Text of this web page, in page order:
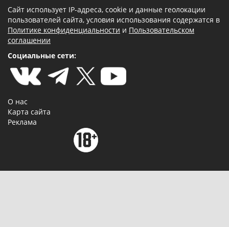
Сайт использует IP-адреса, cookie и данные геолокации
пользователей сайта, условия использования содержатся в
Политике конфиденциальности и Пользовательском
соглашении
Социальные сети:
О нас
Карта сайта
Реклама